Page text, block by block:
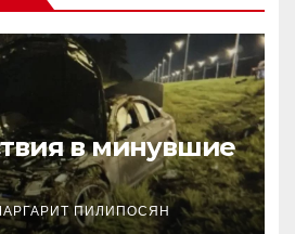
в минувшие
ПИЛИПОСЯН